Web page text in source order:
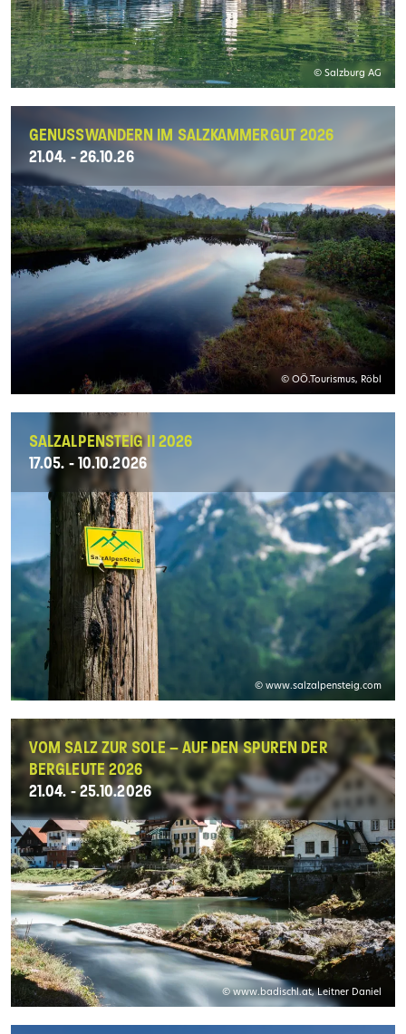
© Salzburg AG
GENUSSWANDERN IM SALZKAMMERGUT 2026
21.04. - 26.10.26
© OÖ.Tourismus, Röbl
SALZALPENSTEIG II 2026
17.05. - 10.10.2026
© www.salzalpensteig.com
VOM SALZ ZUR SOLE – AUF DEN SPUREN DER
BERGLEUTE 2026
21.04. - 25.10.2026
© www.badischl.at, Leitner Daniel